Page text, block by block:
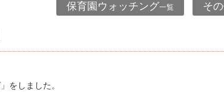
保育園ウォッチング一覧 そ
をしました。